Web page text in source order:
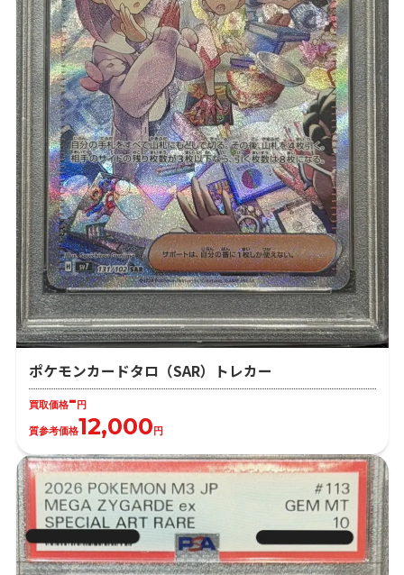
ポケモンカードタロ（SAR）トレカー
買取価格-円
質参考価格12,000円